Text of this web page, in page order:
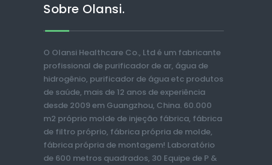
Sobre Olansi.
O Olansi Healthcare Co., Ltd é um fabricante
profissional de purificador de ar, água de
hidrogênio, purificador de água etc produtos
de saúde, mais de 12 anos de experiência
desde 2009 em Guangzhou, China. 60.000
m2 próprio molde de injeção fábrica, fábrica
de filtro próprio, fábrica própria de molde,
fábrica própria de montagem! Laboratório
de 600 metros quadrados, 30 Equipe de P &